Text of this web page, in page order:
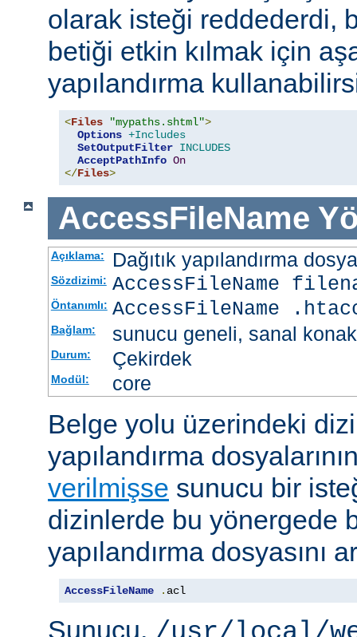
olarak isteği reddederdi,
betiği etkin kılmak için
yapılandırma
<Files "mypaths.shtml">
Options +Includes
SetOutputFilter INCLUDES
AcceptPathInfo On
</Files>
AccessFileName
Açıklama: Dağıtık yapılandırma
Sözdizimi: AccessFileName
Öntanımlı: AccessFileName
Bağlam: sunucu geneli, sanal konak
Durum: Çekirdek
Modül: core
Belge yolu üzerindeki
yapılandırma
verilmişse sunucu bir
dizinlerde bu yönergede
yapılandırma dosyasını
AccessFileName . acl
Sunucu,